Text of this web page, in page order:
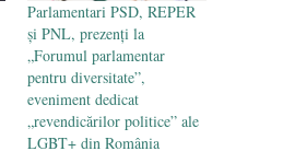
Parlamentari PSD, REPER
și PNL, prezenți la
„Forumul parlamentar
pentru diversitate”,
eveniment dedicat
„revendicărilor politice” ale
LGBT+ din România